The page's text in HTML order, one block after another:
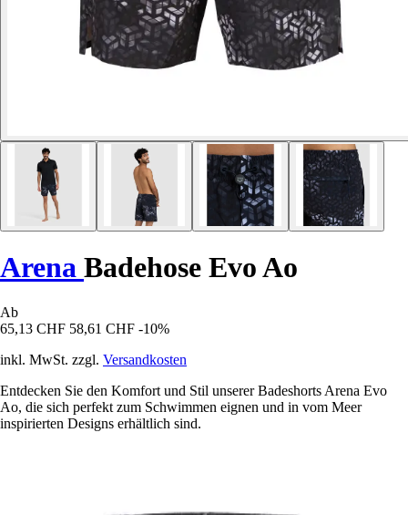
Arena Badehose Evo Ao
Ab
65,13 CHF 58,61 CHF -10%
inkl. MwSt. zzgl. Versandkosten
Entdecken Sie den Komfort und Stil unserer Badeshorts Arena Evo
Ao, die sich perfekt zum Schwimmen eignen und in vom Meer
inspirierten Designs erhältlich sind.